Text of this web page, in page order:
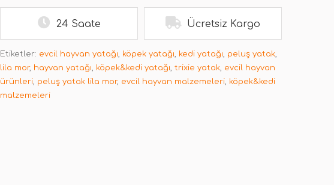
24 Saate Ücretsiz Kargo
Etiketler: evcil hayvan yatağı, köpek yatağı, kedi yatağı, peluş yatak,
lila mor, hayvan yatağı, köpek&kedi yatağı, trixie yatak, evcil hayvan
ürünleri, peluş yatak lila mor, evcil hayvan malzemeleri, köpek&kedi
malzemeleri